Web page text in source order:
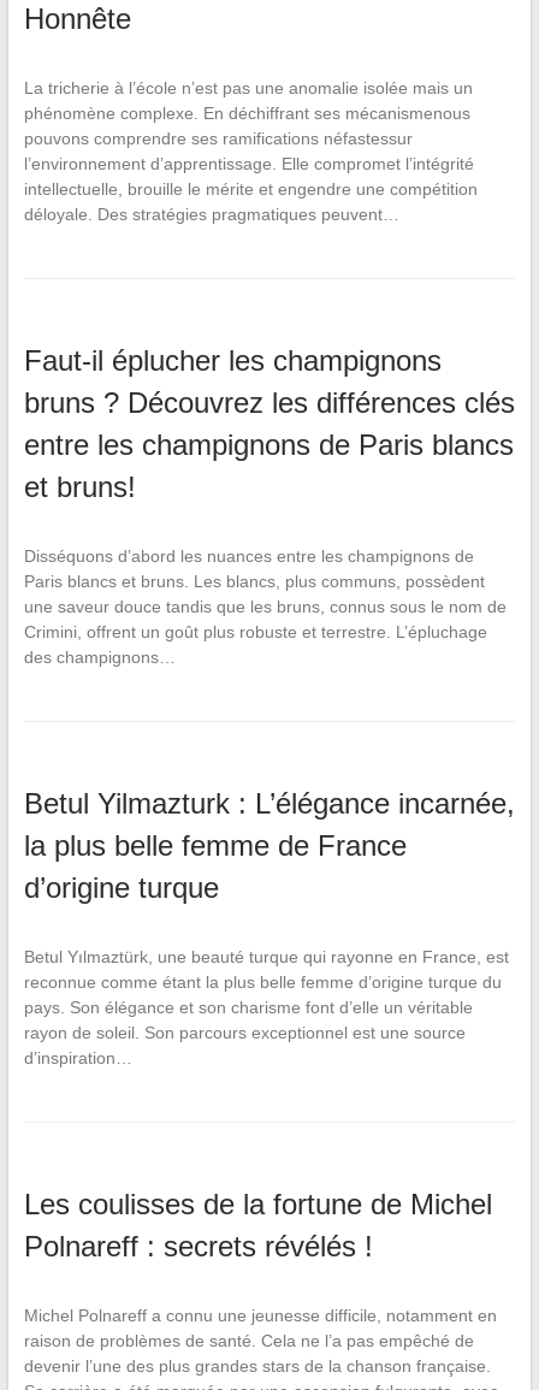
Honnête
La tricherie à l’école n’est pas une anomalie isolée mais un
phénomène complexe. En déchiffrant ses mécanismenous
pouvons comprendre ses ramifications néfastessur
l’environnement d’apprentissage. Elle compromet l’intégrité
intellectuelle, brouille le mérite et engendre une compétition
déloyale. Des stratégies pragmatiques peuvent…
Faut-il éplucher les champignons
bruns ? Découvrez les différences clés
entre les champignons de Paris blancs
et bruns!
Disséquons d’abord les nuances entre les champignons de
Paris blancs et bruns. Les blancs, plus communs, possèdent
une saveur douce tandis que les bruns, connus sous le nom de
Crimini, offrent un goût plus robuste et terrestre. L’épluchage
des champignons…
Betul Yilmazturk : L’élégance incarnée,
la plus belle femme de France
d’origine turque
Betul Yılmaztürk, une beauté turque qui rayonne en France, est
reconnue comme étant la plus belle femme d’origine turque du
pays. Son élégance et son charisme font d’elle un véritable
rayon de soleil. Son parcours exceptionnel est une source
d’inspiration…
Les coulisses de la fortune de Michel
Polnareff : secrets révélés !
Michel Polnareff a connu une jeunesse difficile, notamment en
raison de problèmes de santé. Cela ne l’a pas empêché de
devenir l’une des plus grandes stars de la chanson française.